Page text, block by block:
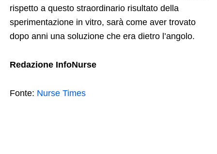
rispetto a questo straordinario risultato della
sperimentazione in vitro, sarà come aver trovato
dopo anni una soluzione che era dietro l’angolo.
Redazione InfoNurse
Fonte: Nurse Times